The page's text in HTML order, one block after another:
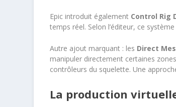
Epic introduit également Control Rig
temps réel. Selon l’éditeur, ce
Autre ajout marquant : les Direct
manipuler directement certaines
contrôleurs du squelette. Une
La production